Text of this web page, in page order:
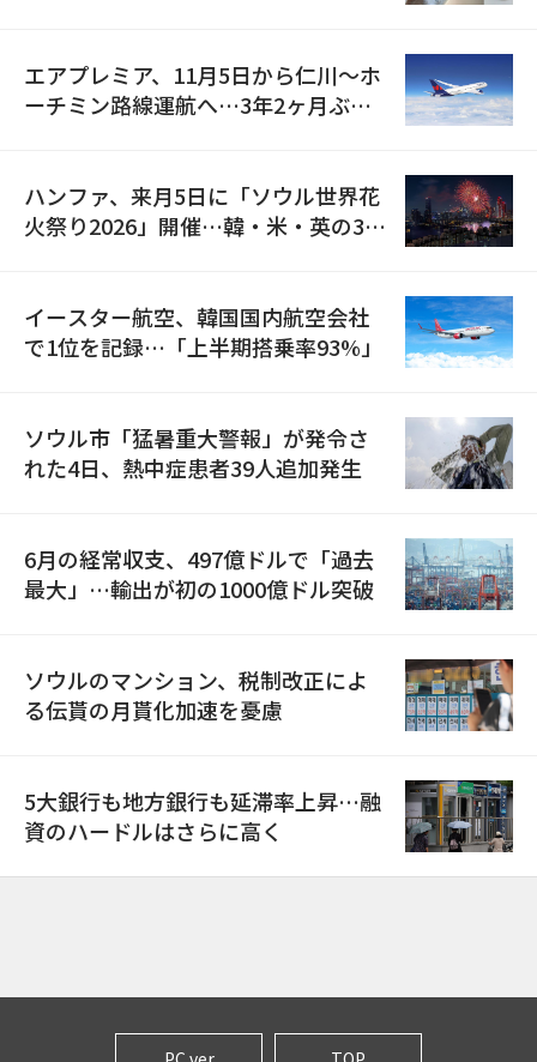
エアプレミア、11月5日から仁川〜ホ
ーチミン路線運航へ…3年2ヶ月ぶり
ハンファ、来月5日に「ソウル世界花
火祭り2026」開催…韓・米・英の3カ
イースター航空、韓国国内航空会社
で1位を記録…「上半期搭乗率93%」
ソウル市「猛暑重大警報」が発令さ
れた4日、熱中症患者39人追加発生
6月の経常収支、497億ドルで「過去
最大」…輸出が初の1000億ドル突破
ソウルのマンション、税制改正によ
る伝貰の月貰化加速を憂慮
5大銀行も地方銀行も延滞率上昇…融
資のハードルはさらに高く